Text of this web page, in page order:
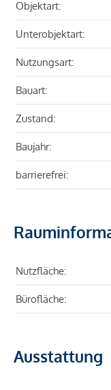
Objektart:
Unterobjektart:
Nutzungsart:
Bauart:
Zustand:
Baujahr:
barrierefrei:
Nutzfläche:
Bürofläche:
Ausstattung